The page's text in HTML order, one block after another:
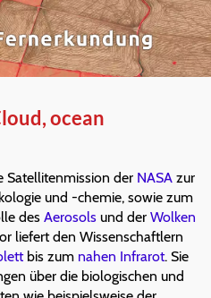
ocean
Satellitenmission der NASA zur
und -chemie, sowie zum
des Aerosols und der Wolken
liefert den Wissenschaftlern
bis zum nahen Infrarot. Sie
über die biologischen und